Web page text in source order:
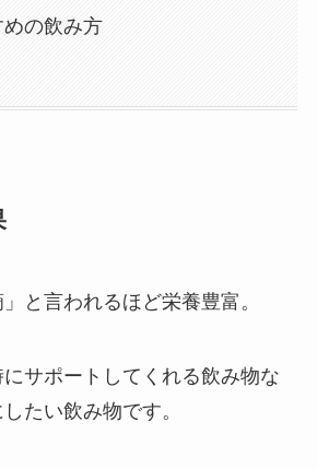
の飲み方
と言われるほど栄養豊富。
サポートしてくれる飲み物な
たい飲み物です。